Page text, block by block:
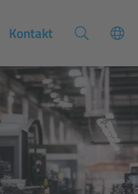
Kontakt